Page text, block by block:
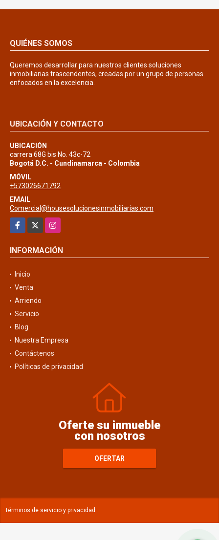
QUIÉNES SOMOS
Queremos desarrollar para nuestros clientes soluciones
inmobiliarias trascendentes, creadas por un grupo de personas
enfocados en la excelencia.
UBICACIÓN Y CONTACTO
UBICACIÓN
carrera 68G bis No. 43c-72
Bogotá D.C. - Cundinamarca - Colombia
MÓVIL
+573026671792
EMAIL
Comercial@housesolucionesinmobiliarias.com
Facebook
Instagram
INFORMACIÓN
Inicio
Venta
Arriendo
Servicio
Blog
Nuestra Empresa
Contáctenos
Políticas de privacidad
Oferte su inmueble
con nosotros
OFERTAR
Términos de servicio y privacidad